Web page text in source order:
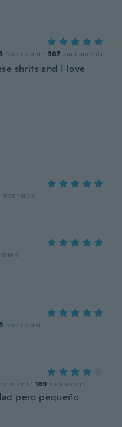
recensioni · 307 caricamenti
shrits and I love
recensioni
recensioni
· 189 caricamenti
pero pequeño